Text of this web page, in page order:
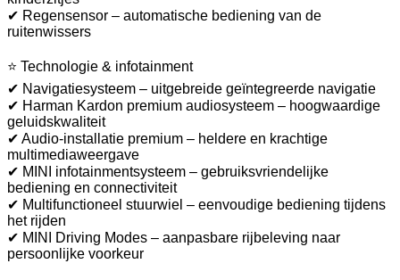
✔ Regensensor – automatische bediening van de
ruitenwissers
⭐ Technologie & infotainment
✔ Navigatiesysteem – uitgebreide geïntegreerde navigatie
✔ Harman Kardon premium audiosysteem – hoogwaardige
geluidskwaliteit
✔ Audio-installatie premium – heldere en krachtige
multimediaweergave
✔ MINI infotainmentsysteem – gebruiksvriendelijke
bediening en connectiviteit
✔ Multifunctioneel stuurwiel – eenvoudige bediening tijdens
het rijden
✔ MINI Driving Modes – aanpasbare rijbeleving naar
persoonlijke voorkeur